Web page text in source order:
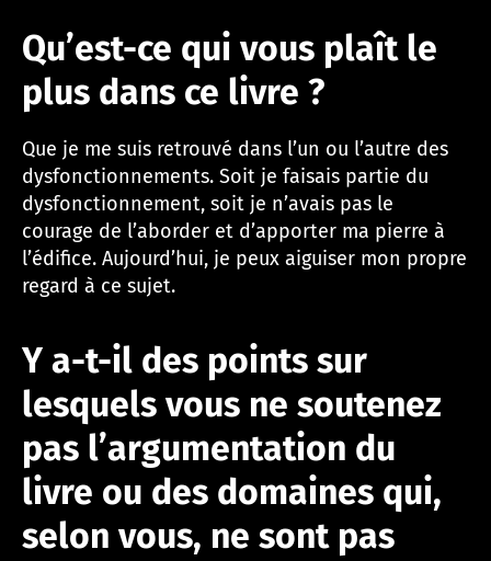
Qu’est-ce qui vous plaît le
plus dans ce livre ?
Que je me suis retrouvé dans l’un ou l’autre des
dysfonctionnements. Soit je faisais partie du
dysfonctionnement, soit je n’avais pas le
courage de l’aborder et d’apporter ma pierre à
l’édifice. Aujourd’hui, je peux aiguiser mon propre
regard à ce sujet.
Y a-t-il des points sur
lesquels vous ne soutenez
pas l’argumentation du
livre ou des domaines qui,
selon vous, ne sont pas